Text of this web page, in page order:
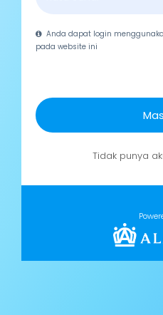
Anda dapat login
pada website ini
Tidak punya